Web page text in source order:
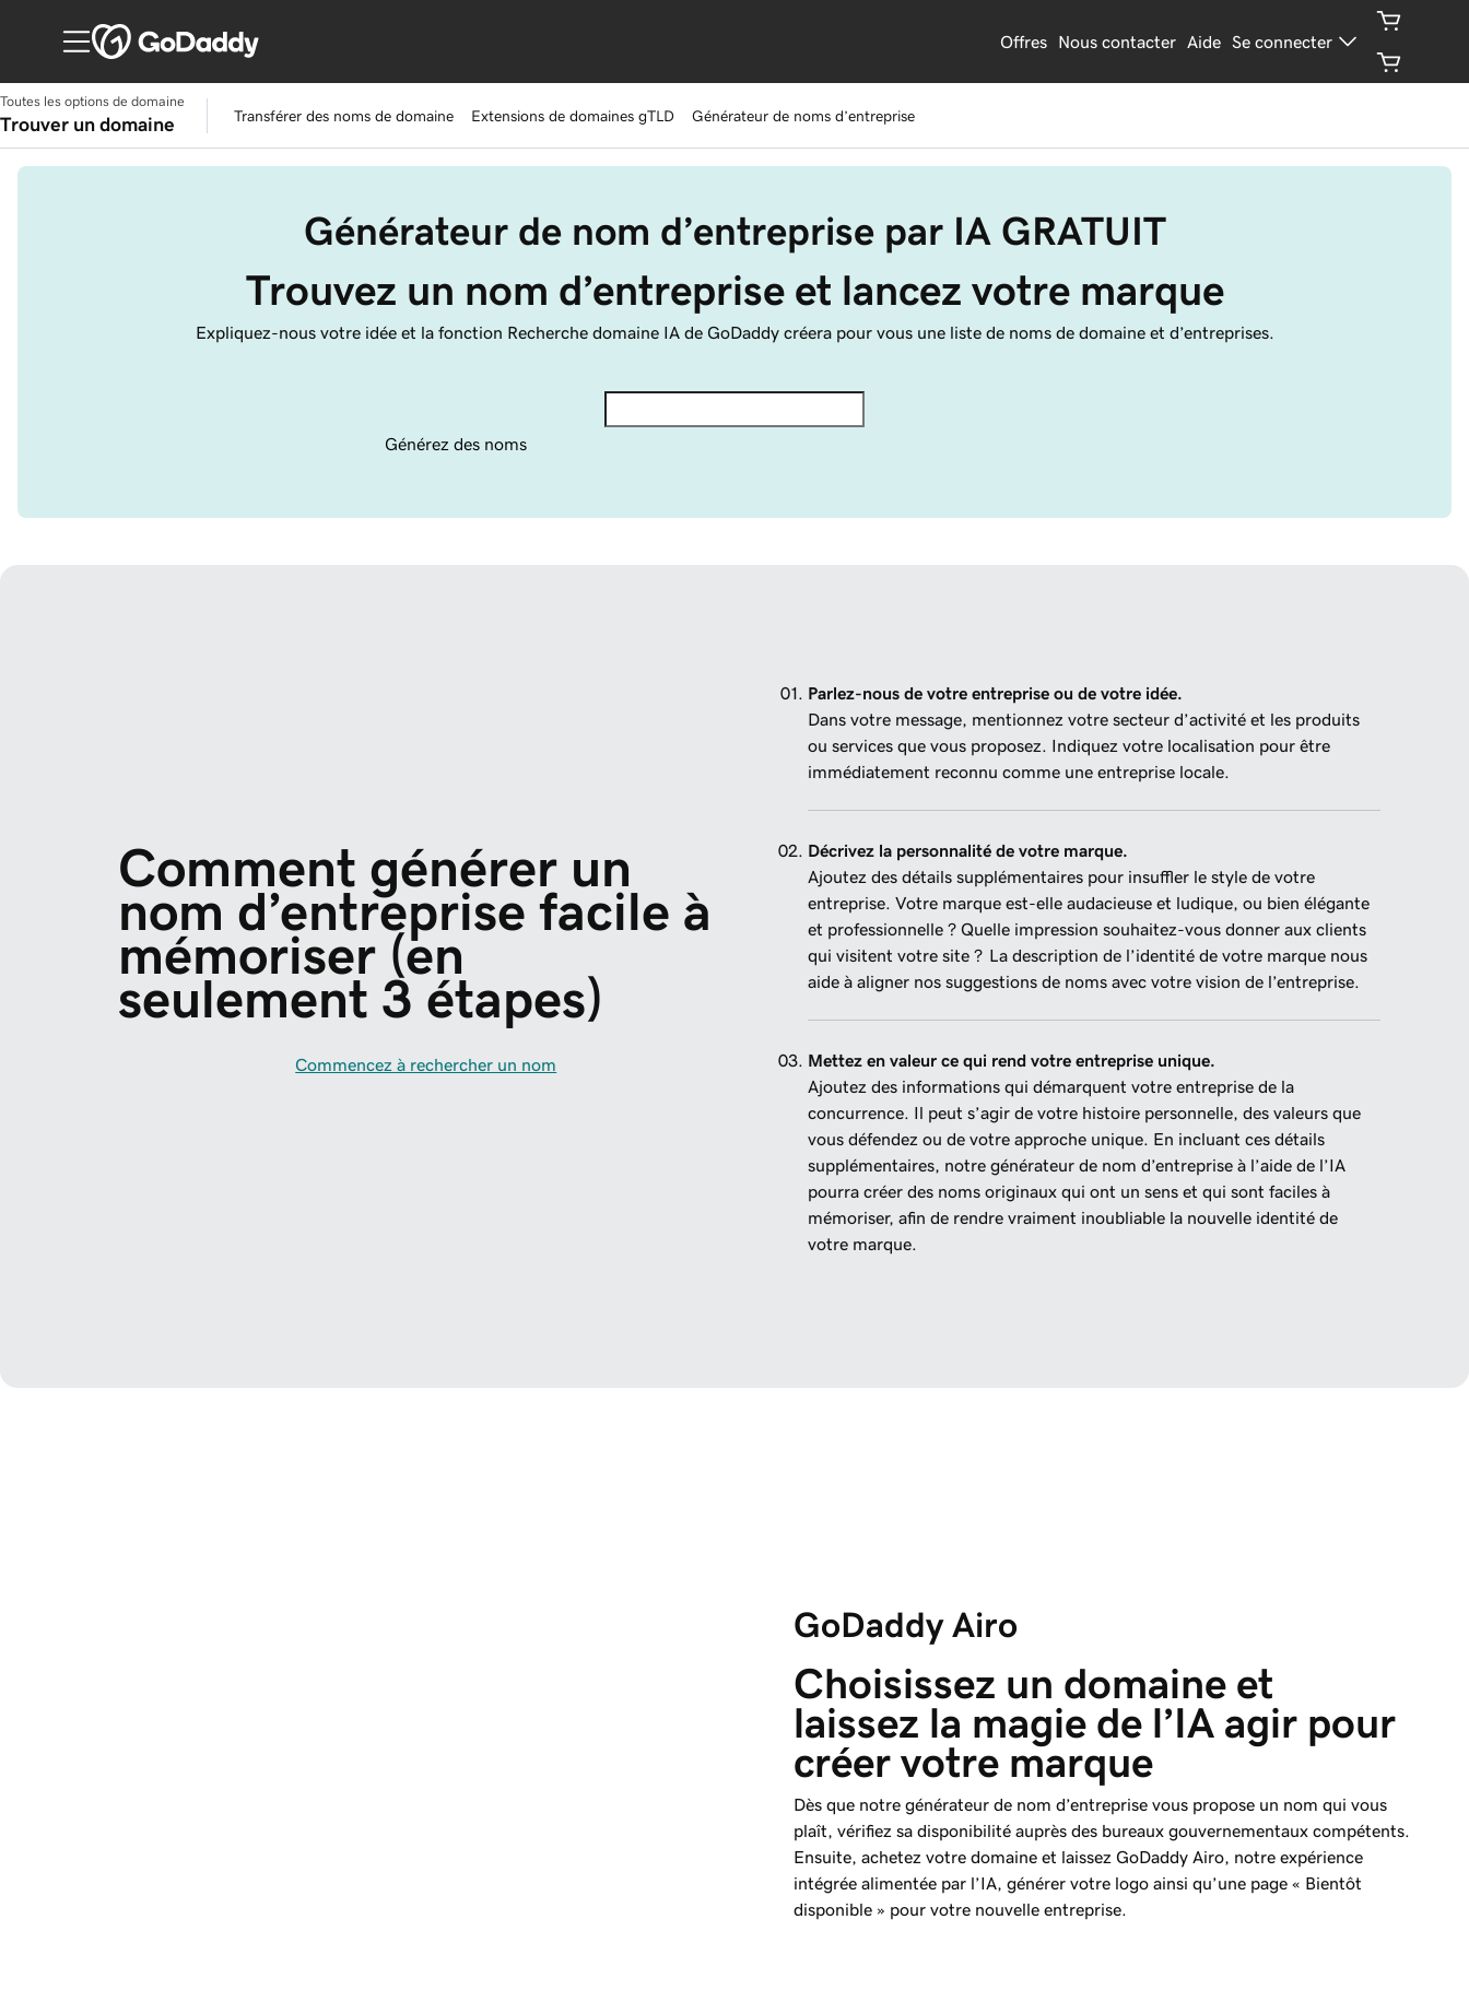
Offres Nous contacter Aide Se connecter
Toutes les options de domaine
Trouver un domaine Transférer des noms de domaine Extensions de domaines gTLD Générateur de noms d’entreprise
Générateur de nom d’entreprise par IA GRATUIT
Trouvez un nom d’entreprise et lancez votre marque
Expliquez-nous votre idée et la fonction Recherche domaine IA de GoDaddy créera pour vous une liste de noms de domaine et d’entreprises.
Générez des noms
Comment générer un
nom d’entreprise facile à
mémoriser (en
seulement 3 étapes)
Commencez à rechercher un nom
Parlez-nous de votre entreprise ou de votre idée.
Dans votre message, mentionnez votre secteur d’activité et les produits
ou services que vous proposez. Indiquez votre localisation pour être
immédiatement reconnu comme une entreprise locale.
Décrivez la personnalité de votre marque.
Ajoutez des détails supplémentaires pour insuffler le style de votre
entreprise. Votre marque est-elle audacieuse et ludique, ou bien élégante
et professionnelle ? Quelle impression souhaitez-vous donner aux clients
qui visitent votre site ? La description de l’identité de votre marque nous
aide à aligner nos suggestions de noms avec votre vision de l’entreprise.
Mettez en valeur ce qui rend votre entreprise unique.
Ajoutez des informations qui démarquent votre entreprise de la
concurrence. Il peut s’agir de votre histoire personnelle, des valeurs que
vous défendez ou de votre approche unique. En incluant ces détails
supplémentaires, notre générateur de nom d’entreprise à l’aide de l’IA
pourra créer des noms originaux qui ont un sens et qui sont faciles à
mémoriser, afin de rendre vraiment inoubliable la nouvelle identité de
votre marque.
GoDaddy Airo
Choisissez un domaine et
laissez la magie de l’IA agir pour
créer votre marque
Dès que notre générateur de nom d’entreprise vous propose un nom qui vous
plaît, vérifiez sa disponibilité auprès des bureaux gouvernementaux compétents.
Ensuite, achetez votre domaine et laissez GoDaddyAiro, notre expérience
intégrée alimentée par l’IA, générer votre logo ainsi qu’une page « Bientôt
disponible » pour votre nouvelle entreprise.